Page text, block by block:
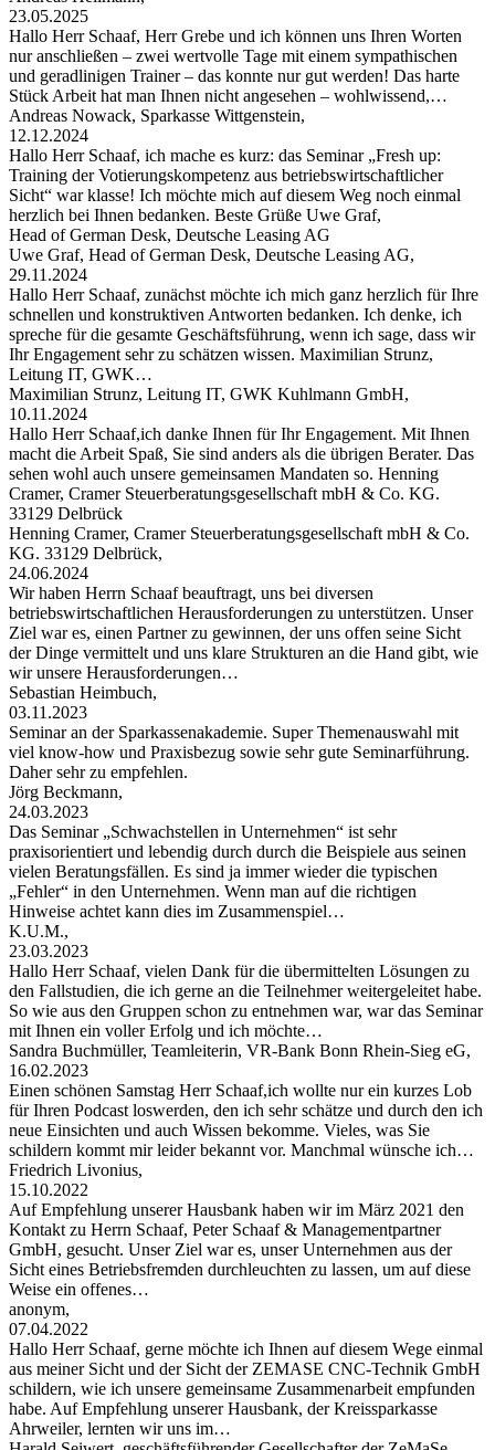
23.05.2025
Hallo Herr Schaaf, Herr Grebe und ich können uns Ihren Worten
nur anschließen – zwei wertvolle Tage mit einem sympathischen
und geradlinigen Trainer – das konnte nur gut werden! Das harte
Stück Arbeit hat man Ihnen nicht angesehen – wohlwissend,…
Andreas Nowack, Sparkasse Wittgenstein,
12.12.2024
Hallo Herr Schaaf, ich mache es kurz: das Seminar „Fresh up:
Training der Votierungskompetenz aus betriebswirtschaftlicher
Sicht“ war klasse! Ich möchte mich auf diesem Weg noch einmal
herzlich bei Ihnen bedanken. Beste Grüße Uwe Graf,
Head of German Desk, Deutsche Leasing AG
Uwe Graf, Head of German Desk, Deutsche Leasing AG,
29.11.2024
Hallo Herr Schaaf, zunächst möchte ich mich ganz herzlich für Ihre
schnellen und konstruktiven Antworten bedanken. Ich denke, ich
spreche für die gesamte Geschäftsführung, wenn ich sage, dass wir
Ihr Engagement sehr zu schätzen wissen. Maximilian Strunz,
Leitung IT, GWK…
Maximilian Strunz, Leitung IT, GWK Kuhlmann GmbH,
10.11.2024
Hallo Herr Schaaf,ich danke Ihnen für Ihr Engagement. Mit Ihnen
macht die Arbeit Spaß, Sie sind anders als die übrigen Berater. Das
sehen wohl auch unsere gemeinsamen Mandaten so. Henning
Cramer, Cramer Steuerberatungsgesellschaft mbH & Co. KG.
33129 Delbrück
Henning Cramer, Cramer Steuerberatungsgesellschaft mbH & Co.
KG. 33129 Delbrück,
24.06.2024
Wir haben Herrn Schaaf beauftragt, uns bei diversen
betriebswirtschaftlichen Herausforderungen zu unterstützen. Unser
Ziel war es, einen Partner zu gewinnen, der uns offen seine Sicht
der Dinge vermittelt und uns klare Strukturen an die Hand gibt, wie
wir unsere Herausforderungen…
Sebastian Heimbuch,
03.11.2023
Seminar an der Sparkassenakademie. Super Themenauswahl mit
viel know-how und Praxisbezug sowie sehr gute Seminarführung.
Daher sehr zu empfehlen.
Jörg Beckmann,
24.03.2023
Das Seminar „Schwachstellen in Unternehmen“ ist sehr
praxisorientiert und lebendig durch durch die Beispiele aus seinen
vielen Beratungsfällen. Es sind ja immer wieder die typischen
„Fehler“ in den Unternehmen. Wenn man auf die richtigen
Hinweise achtet kann dies im Zusammenspiel…
K.U.M.,
23.03.2023
Hallo Herr Schaaf, vielen Dank für die übermittelten Lösungen zu
den Fallstudien, die ich gerne an die Teilnehmer weitergeleitet habe.
So wie aus den Gruppen schon zu entnehmen war, war das Seminar
mit Ihnen ein voller Erfolg und ich möchte…
Sandra Buchmüller, Teamleiterin, VR-Bank Bonn Rhein-Sieg eG,
16.02.2023
Einen schönen Samstag Herr Schaaf,ich wollte nur ein kurzes Lob
für Ihren Podcast loswerden, den ich sehr schätze und durch den ich
neue Einsichten und auch Wissen bekomme. Vieles, was Sie
schildern kommt mir leider bekannt vor. Manchmal wünsche ich…
Friedrich Livonius,
15.10.2022
Auf Empfehlung unserer Hausbank haben wir im März 2021 den
Kontakt zu Herrn Schaaf, Peter Schaaf & Managementpartner
GmbH, gesucht. Unser Ziel war es, unser Unternehmen aus der
Sicht eines Betriebsfremden durchleuchten zu lassen, um auf diese
Weise ein offenes…
anonym,
07.04.2022
Hallo Herr Schaaf, gerne möchte ich Ihnen auf diesem Wege einmal
aus meiner Sicht und der Sicht der ZEMASE CNC-Technik GmbH
schildern, wie ich unsere gemeinsame Zusammenarbeit empfunden
habe. Auf Empfehlung unserer Hausbank, der Kreissparkasse
Ahrweiler, lernten wir uns im…